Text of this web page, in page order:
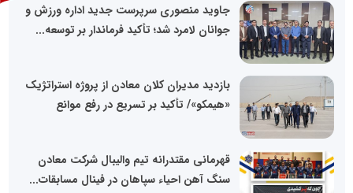
جاوید منصوری سرپرست جدید اداره ورزش و
جوانان لامرد شد؛ تأکید فرماندار بر توسعه...
بازدید مدیران کلان معادن از پروژه استراتژیک
«هیمکو»/ تأکید بر تسریع در رفع موانع
قهرمانی مقتدرانه تیم والیبال شرکت معادن
سنگ آهن احیاء سپاهان در فینال مسابقات...